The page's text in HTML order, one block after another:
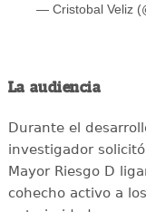
— Cristobal Veliz
La audiencia
Durante el
investigador
Mayor Riesgo D
cohecho activo a